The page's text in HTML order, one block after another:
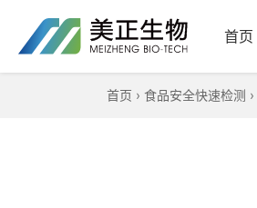
首页
首页 › 食品安全快速检测 ›